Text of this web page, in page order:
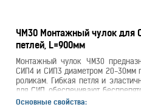
ЧМ30 Монтажный чулок для
петлей, L=900мм
Монтажный чулок ЧМ30
СИП4 и СИП3 диаметром 20-30мм
роликам. Гибкая петля и
для СИП обеспечивают
по раскаточным роликам и его
Основные свойства: